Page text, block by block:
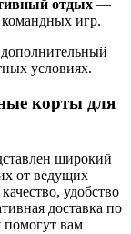
отдых —
игр.
условиях.
корты для
широкий
от ведущих
удобство
доставка по
помогут вам